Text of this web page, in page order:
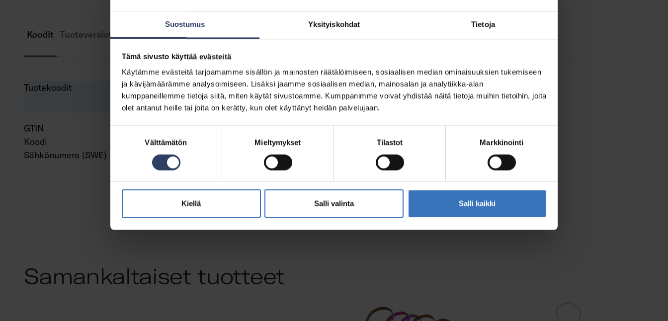
Suostumus Yksityiskohdat Tietoja
Tämä sivusto käyttää evästeitä
Käytämme evästeitä tarjoamamme sisällön ja mainosten räätälöimiseen, sosiaalisen median ominaisuuksien tukemiseen
ja kävijämäärämme analysoimiseen. Lisäksi jaamme sosiaalisen median, mainosalan ja analytiikka-alan
kumppaneillemme tietoja siitä, miten käytät sivustoamme. Kumppanimme voivat yhdistää näitä tietoja muihin tietoihin, joita
olet antanut heille tai joita on kerätty, kun olet käyttänyt heidän palvelujaan.
Välttämätön Mieltymykset Tilastot Markkinointi
Kiellä Salli valinta Salli kaikki
Koodit Tuoteversiot Lataukset Tekniset tiedot
Tuotekoodit
GTIN
6435200282804
Koodi
Sähkönumero (SWE)
Samankaltaiset tuotteet